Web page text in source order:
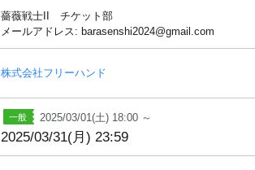
薔薇戦士II チケット部
メールアドレス: barasenshi2024@gmail.com
株式会社フリーハンド
2025/03/01(土) 18:00 ～
2025/03/31(月) 23:59